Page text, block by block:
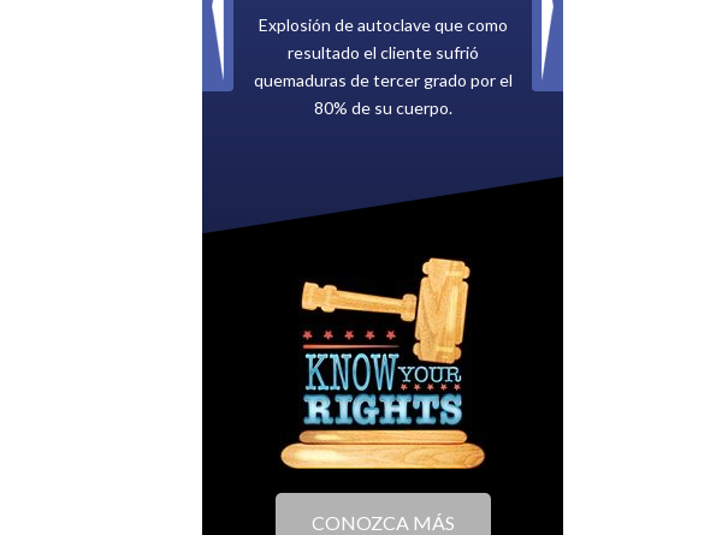
Explosión de autoclave que como
quemaduras de tercer grado por el
Pagado por múltiples compañías de
petróleo que le debían a la Ciudad
de Tampa.
CONOZCA MÁS